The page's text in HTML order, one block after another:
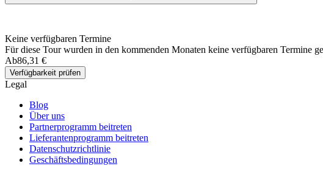
Keine verfügbaren Termine
Für diese Tour wurden in den kommenden Monaten keine verfügbaren Termine
Ab86,31 €
Verfügbarkeit prüfen
Legal
Blog
Über uns
Partnerprogramm beitreten
Lieferantenprogramm beitreten
Datenschutzrichtlinie
Geschäftsbedingungen